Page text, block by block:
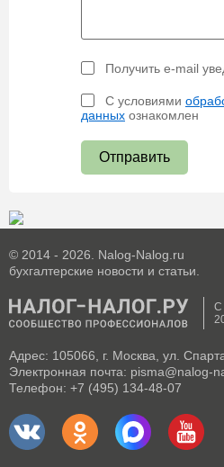
Получить e-mail
С условиями
данных ознакомлен
Отправить
© 2014 - 2026. Nalog-Nalog.ru
бухгалтерские новости и статьи.
С
Адрес: 105066, г. Москва, ул.
Электронная почта: pisma@nalog-
Телефон: +7 (495) 134-48-07